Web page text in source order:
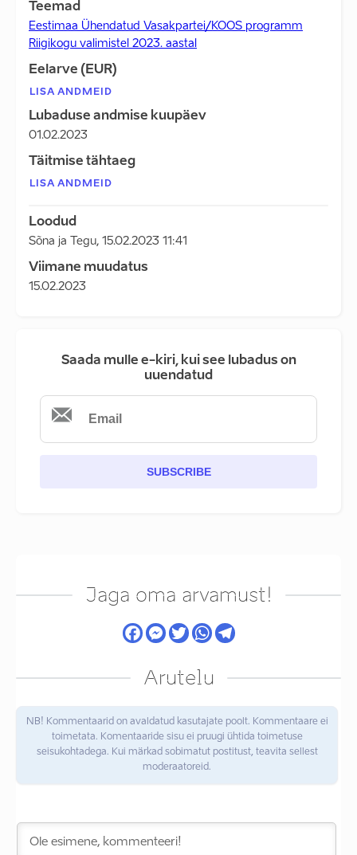
Teemad
Eestimaa Ühendatud Vasakpartei/KOOS programm
Riigikogu valimistel 2023. aastal
Eelarve (EUR)
LISA ANDMEID
Lubaduse andmise kuupäev
01.02.2023
Täitmise tähtaeg
LISA ANDMEID
Loodud
Sõna ja Tegu, 15.02.2023 11:41
Viimane muudatus
15.02.2023
Saada mulle e-kiri, kui see lubadus on
uuendatud
SUBSCRIBE
Jaga oma arvamust!
Arutelu
NB! Kommentaarid on avaldatud kasutajate poolt. Kommentaare ei
toimetata. Komentaaride sisu ei pruugi ühtida toimetuse
seisukohtadega. Kui märkad sobimatut postitust, teavita sellest
moderaatoreid.